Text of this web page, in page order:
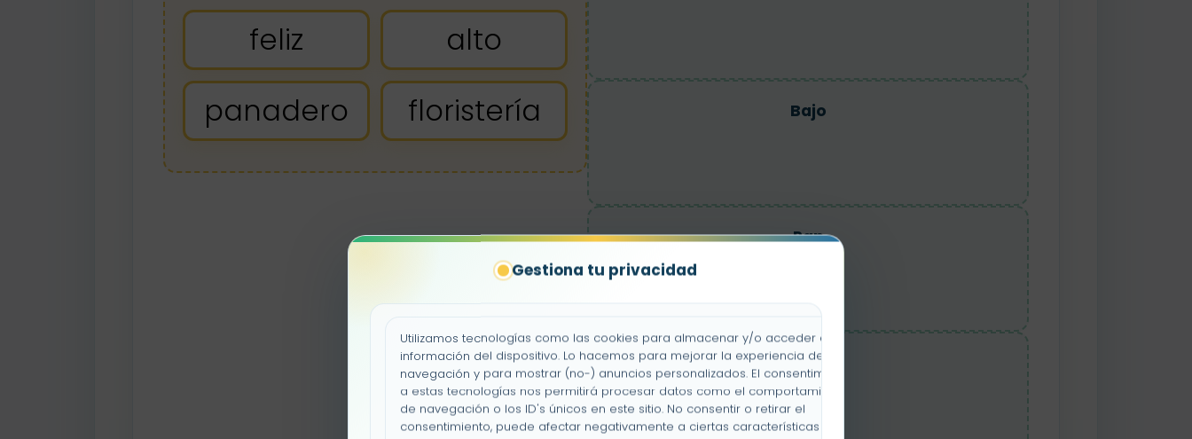
Gestiona tu privacidad
Utilizamos tecnologías como las cookies para almacenar y/o acceder a la
información del dispositivo. Lo hacemos para mejorar la experiencia de
navegación y para mostrar (no-) anuncios personalizados. El consentimiento
a estas tecnologías nos permitirá procesar datos como el comportamiento
de navegación o los ID's únicos en este sitio. No consentir o retirar el
consentimiento, puede afectar negativamente a ciertas características y
feliz
alto
panadero
floristería Bajo
Pan
Flor